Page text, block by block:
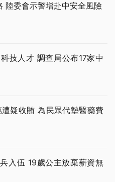
陸委會示警增赴中安全風險
技人才 調查局公布17家中
疑收賄 為民眾代墊醫藥費
入伍 19歲公主放棄薪資無